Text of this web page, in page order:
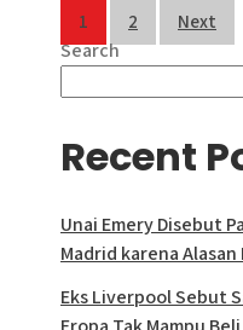
Posts
1 2 Next
Search
Recent
Unai Emery Disebut
Madrid karena Alasan
Eks Liverpool Sebut